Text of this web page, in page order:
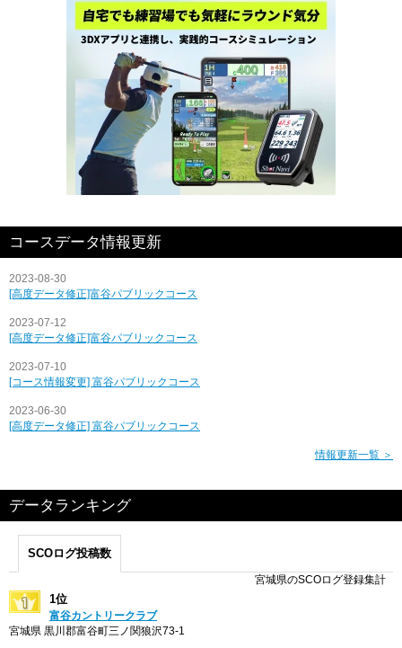
コースデータ情報更新
2023-08-30
[高度データ修正]富谷パブリックコース
2023-07-12
[高度データ修正]富谷パブリックコース
2023-07-10
[コース情報変更] 富谷パブリックコース
2023-06-30
[高度データ修正] 富谷パブリックコース
情報更新一覧 ＞
データランキング
SCOログ投稿数
宮城県のSCOログ登録集計
1位
富谷カントリークラブ
宮城県 黒川郡富谷町三ノ関狼沢73-1